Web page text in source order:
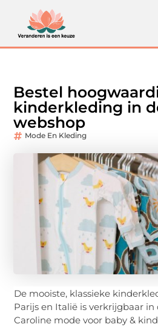
Bestel
kinderkleding in
webshop
Mode En Kleding
De mooiste, klassieke
Parijs en Italië is verkrijgbaar in
Caroline mode voor baby &